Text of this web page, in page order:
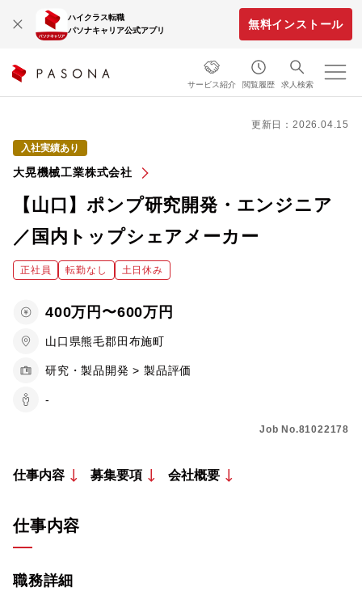
ハイクラス転職
パソナキャリア公式アプリ
無料インストール
サービス紹介 閲覧履歴 求人検索
更新日：2026.04.15
入社実績あり
大晃機械工業株式会社
【山口】ポンプ研究開発・エンジニア
／国内トップシェアメーカー
正社員 転勤なし 土日休み
400万円〜600万円
山口県熊毛郡田布施町
研究・製品開発 > 製品評価
-
Job No.81022178
仕事内容 募集要項 会社概要
仕事内容
職務詳細